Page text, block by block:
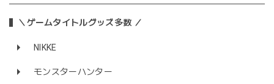
＼ゲームタイトルグッズ多数 ／
NIKKE
モンスターハンター